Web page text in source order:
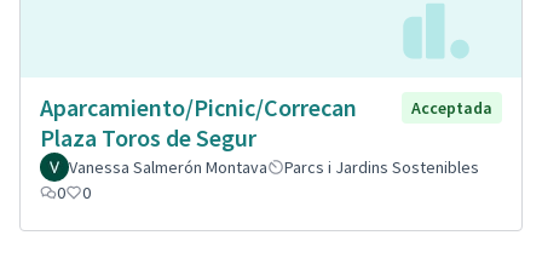
Aparcamiento/Picnic/Correcan
Plaza Toros de Segur
Acceptada
Vanessa Salmerón Montava
Parcs i Jardins Sostenibles
0
0